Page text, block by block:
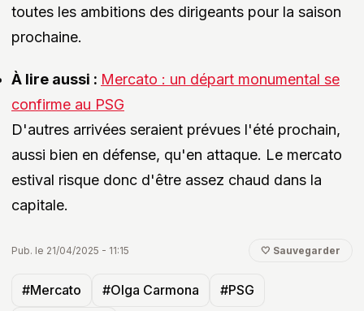
toutes les ambitions des dirigeants pour la saison
prochaine.
À lire aussi : Mercato : un départ monumental se
confirme au PSG
D'autres arrivées seraient prévues l'été prochain,
aussi bien en défense, qu'en attaque. Le mercato
estival risque donc d'être assez chaud dans la
capitale.
Pub. le 21/04/2025 - 11:15 🤍 Sauvegarder
#Mercato #Olga Carmona #PSG